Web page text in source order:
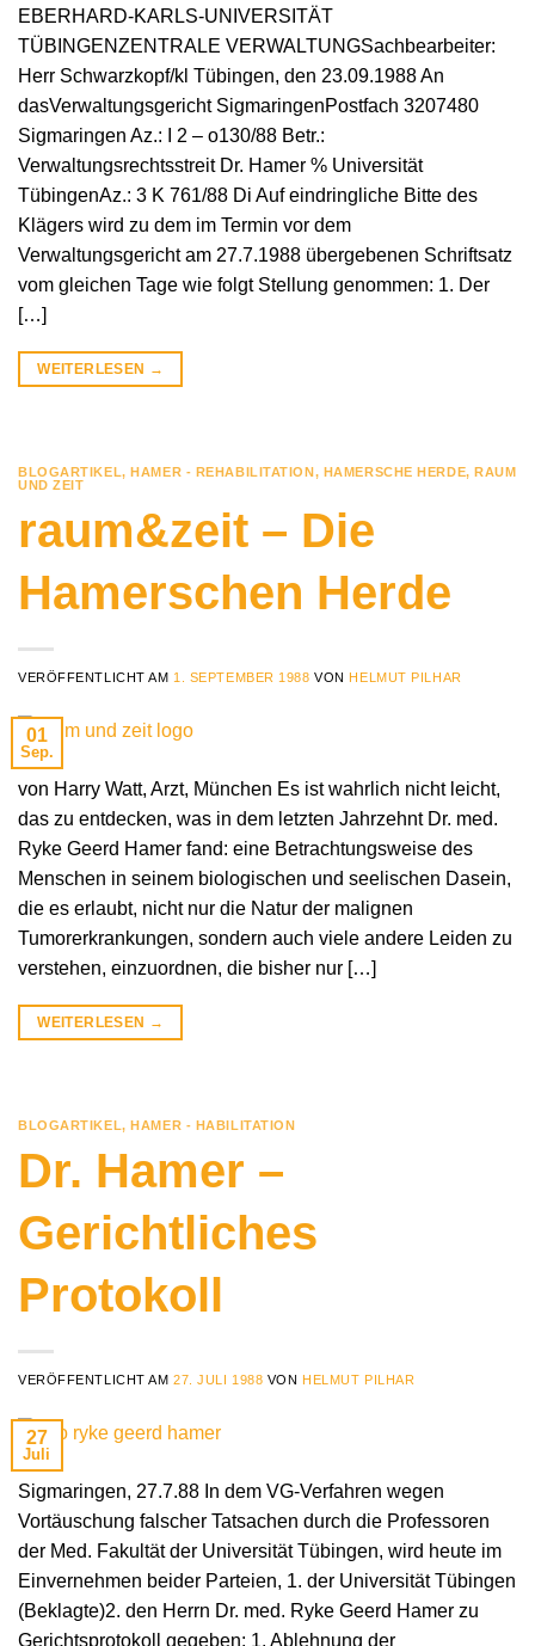
EBERHARD-KARLS-UNIVERSITÄT
TÜBINGENZENTRALE VERWALTUNGSachbearbeiter:
Herr Schwarzkopf/kl Tübingen, den 23.09.1988 An
dasVerwaltungsgericht SigmaringenPostfach 3207480
Sigmaringen Az.: I 2 – o130/88 Betr.:
Verwaltungsrechtsstreit Dr. Hamer % Universität
TübingenAz.: 3 K 761/88 Di Auf eindringliche Bitte des
Klägers wird zu dem im Termin vor dem
Verwaltungsgericht am 27.7.1988 übergebenen Schriftsatz
vom gleichen Tage wie folgt Stellung genommen: 1. Der
[…]
WEITERLESEN →
BLOGARTIKEL, HAMER - REHABILITATION , HAMERSCHE HERDE, RAUM
UND ZEIT
raum&zeit – Die
Hamerschen Herde
VERÖFFENTLICHT AM 1. SEPTEMBER 1988 VON HELMUT PILHAR
01
Sep.
von Harry Watt, Arzt, München Es ist wahrlich nicht leicht,
das zu entdecken, was in dem letzten Jahrzehnt Dr. med.
Ryke Geerd Hamer fand: eine Betrachtungsweise des
Menschen in seinem biologischen und seelischen Dasein,
die es erlaubt, nicht nur die Natur der malignen
Tumorerkrankungen, sondern auch viele andere Leiden zu
verstehen, einzuordnen, die bisher nur […]
WEITERLESEN →
BLOGARTIKEL, HAMER - HABILITATION
Dr. Hamer –
Gerichtliches
Protokoll
VERÖFFENTLICHT AM27. JULI 1988 VON HELMUT PILHAR
27
Juli
Sigmaringen, 27.7.88 In dem VG-Verfahren wegen
Vortäuschung falscher Tatsachen durch die Professoren
der Med. Fakultät der Universität Tübingen, wird heute im
Einvernehmen beider Parteien, 1. der Universität Tübingen
(Beklagte)2. den Herrn Dr. med. Ryke Geerd Hamer zu
Gerichtsprotokoll gegeben: 1. Ablehnung der